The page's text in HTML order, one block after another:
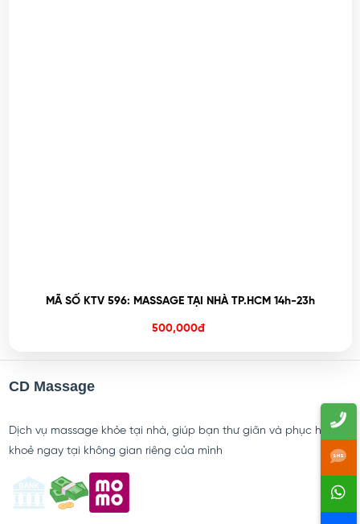
MÃ SỐ KTV 596: MASSAGE TẠI NHÀ TP.HCM 14h-23h
500,000đ
CD Massage
Dịch vụ massage khỏe tại nhà, giúp bạn thư giãn và phục hồi sức
khoẻ ngay tại không gian riêng của mình